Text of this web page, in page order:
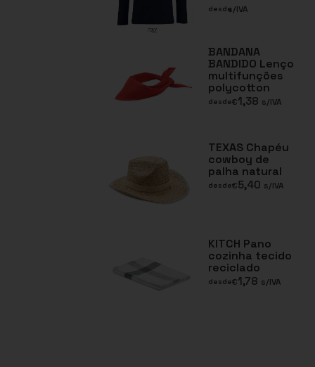
desdes/IVA
BANDANA
BANDIDO Lenço
multifunções
polycotton
desde€1,38 s/IVA
TEXAS Chapéu
cowboy de
palha natural
desde€5,40 s/IVA
KITCH Pano
cozinha tecido
reciclado
desde€1,78 s/IVA